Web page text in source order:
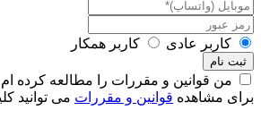
کاربر عادی کاربر همکار
من قوانین و مقررات را مطالعه کرده ام
برای مشاهده قوانین و مقررات می توانید